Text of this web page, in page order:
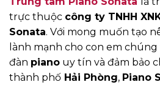
trực thuộc công ty TNHH
Sonata. Với mong muốn tạo
lành mạnh cho con em
đàn piano uy tín và đảm bảo
thành phố Hải Phòng, Piano